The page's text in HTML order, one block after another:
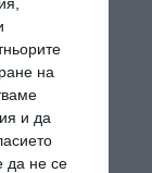
на
и да
да не се